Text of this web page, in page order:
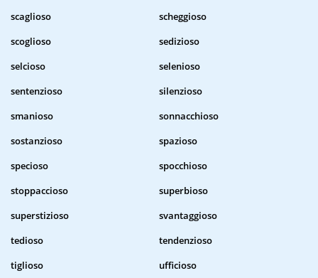
scaglioso
scheggioso
scoglioso
sedizioso
selcioso
selenioso
sentenzioso
silenzioso
smanioso
sonnacchioso
sostanzioso
spazioso
specioso
spocchioso
stoppaccioso
superbioso
superstizioso
svantaggioso
tedioso
tendenzioso
tiglioso
ufficioso